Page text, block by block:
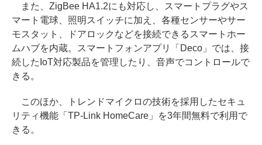
また、ZigBee HA1.2にも対応し、スマートプラグやス
マート電球、照明スイッチに加え、各種センサーやサー
モスタット、ドアロックなどを接続できるスマートホー
ムハブを内蔵。スマートフォンアプリ「Deco」では、接
続したIoT対応製品を管理したり、音声でコントロールで
きる。
このほか、トレンドマイクロの技術を採用したセキュ
リティ機能「TP-Link HomeCare」を3年間無料で利用で
きる。